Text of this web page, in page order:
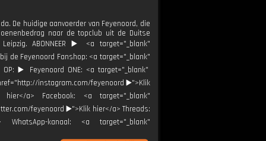
De huidige aanvoerder van Feyenoord, die
naar de topclub uit de Duitse
ABONNEER ▶️ <a target="_blank"
de Feyenoord Fanshop: <a target="_blank"
▶️ Feyenoord ONE: <a target="_blank"
instagram.com/feyenoord ▶️">Klik
hier</a> Facebook: <a target="_blank"
feyenoord ▶️">Klik hier</a> Threads:
kanaal: <a target="_blank"